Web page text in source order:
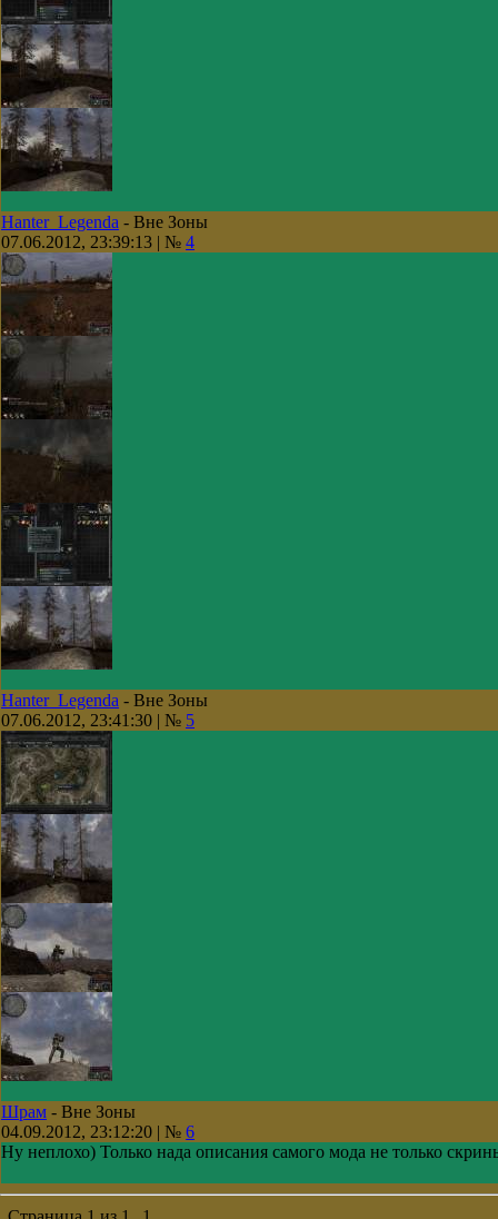
Hanter_Legenda - Вне Зоны
07.06.2012, 23:39:13 | № 4
Hanter_Legenda - Вне Зоны
07.06.2012, 23:41:30 | № 5
Шрам - Вне Зоны
04.09.2012, 23:12:20 | № 6
Ну неплохо) Только нада описания самого мода не только